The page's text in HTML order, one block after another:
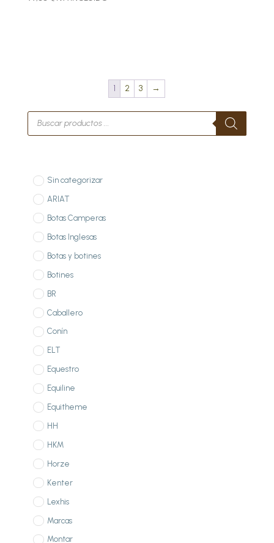
1 2 3 →
Búsqueda
productos
Sin categorizar
ARIAT
Botas Camperas
Botas Inglesas
Botas y botines
Botines
BR
Caballero
Conín
ELT
Equestro
Equiline
Equitheme
HH
HKM
Horze
Kenter
Lexhis
Marcas
Montar